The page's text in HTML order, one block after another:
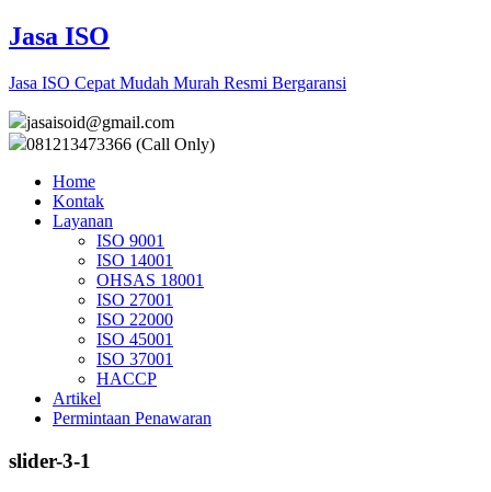
Jasa ISO
Jasa ISO Cepat Mudah Murah Resmi Bergaransi
jasaisoid@gmail.com
081213473366 (Call Only)
Home
Kontak
Layanan
ISO 9001
ISO 14001
OHSAS 18001
ISO 27001
ISO 22000
ISO 45001
ISO 37001
HACCP
Artikel
Permintaan Penawaran
slider-3-1